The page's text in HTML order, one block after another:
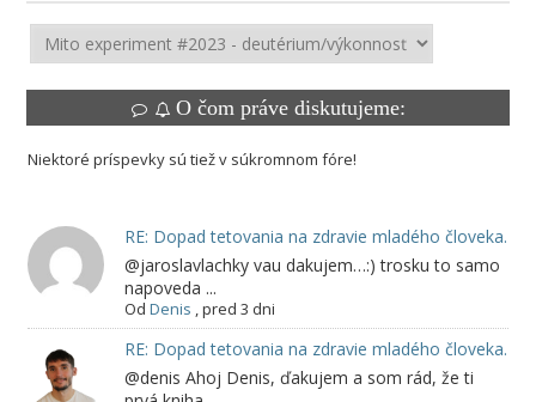
O čom práve diskutujeme:
Niektoré príspevky sú tiež v súkromnom fóre!
RE: Dopad tetovania na zdravie mladého človeka.
@jaroslavlachky vau dakujem…:) trosku to samo
napoveda ...
Od Denis ,pred 3 dni
RE: Dopad tetovania na zdravie mladého človeka.
@denis Ahoj Denis, ďakujem a som rád, že ti